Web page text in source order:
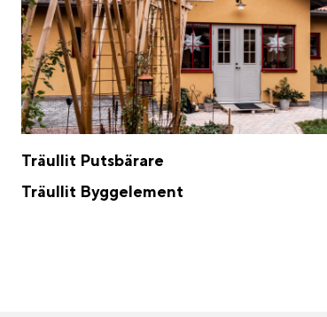
Träullit Putsbärare
Träullit Byggelement